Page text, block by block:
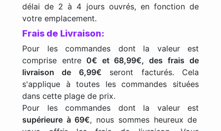
délai de 2 à 4 jours ouvrés, en fonction de
votre emplacement.
Frais de Livraison:
Pour les commandes dont la valeur est
comprise entre0€ et 68,99€, des frais de
livraison de 6,99€ seront facturés. Cela
s'applique à toutes les commandes situées
dans cette plage de prix.
Pour les commandes dont la valeur est
supérieure à 69€, nous sommes heureux de